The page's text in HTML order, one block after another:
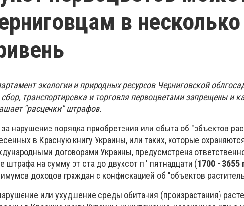
в
экологии и природных ресурсов Черниговской
сбор, транспортировка и торговля первоцветами запрещены и
"расценки" штрафов.
за нарушение порядка приобретения или сбыта об "объектов
в Красную книгу Украины, или таких, которые
договорами Украины, предусмотрена
штрафа на сумму от ста до двухсот п ' пятнадцати (1700 - 3655
доходов граждан с конфискацией об "объектов
или ухудшение среды обитания (произрастания)